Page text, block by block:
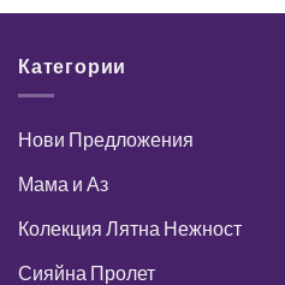
Категории
Нови Предложения
Мама и Аз
Колекция Лятна Нежност
Сияйна Пролет